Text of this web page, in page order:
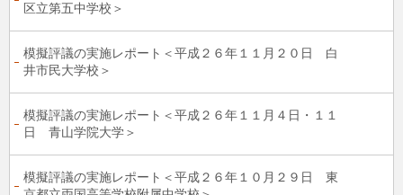
区立第五中学校＞
模擬評議の実施レポート＜平成２６年１１月２０日 白
井市民大学校＞
模擬評議の実施レポート＜平成２６年１１月４日・１１
日 青山学院大学＞
模擬評議の実施レポート＜平成２６年１０月２９日 東